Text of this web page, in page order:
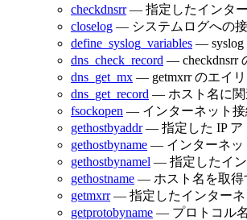
checkdnsrr— 指定したインター
closelog — システムログへの
define_syslog_variables — syslog
dns_check_record — checkdnsrr
dns_get_mx — getmxrr のエイ
dns_get_record — ホスト名に関
fsockopen — インターネット接
gethostbyaddr— 指定した IP ア
gethostbyname — インターネッ
gethostbynamel — 指定したイン
gethostname — ホスト名を取得
getmxrr— 指定したインターネ
getprotobyname — プロトコル